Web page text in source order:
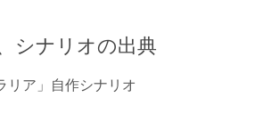
シナリオの出典
リア」自作シナリオ